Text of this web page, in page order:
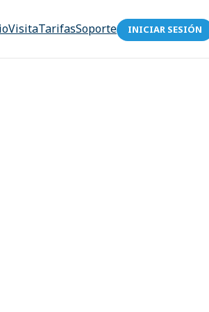
VisitaTarifasSoporte INICIAR SESIÓN